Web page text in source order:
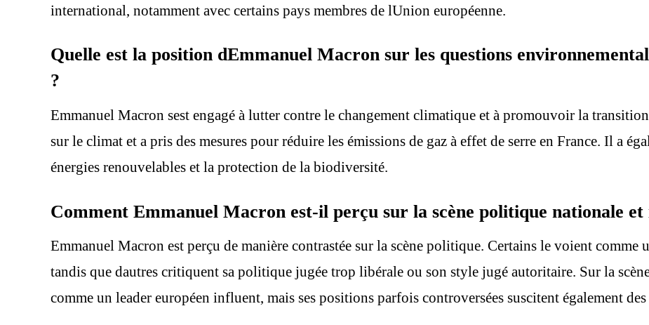
international, notamment avec certains pays membres de lUnion européenne.
Quelle est la position dEmmanuel Macron sur les questions
?
Emmanuel Macron sest engagé à lutter contre le changement climatique et à promouvoir la
sur le climat et a pris des mesures pour réduire les émissions de gaz à effet de serre en France. Il a
énergies renouvelables et la protection de la biodiversité.
Comment Emmanuel Macron est-il perçu sur la scène politique nationale
Emmanuel Macron est perçu de manière contrastée sur la scène politique. Certains le voient
tandis que dautres critiquent sa politique jugée trop libérale ou son style jugé autoritaire. Sur la
comme un leader européen influent, mais ses positions parfois controversées suscitent également des